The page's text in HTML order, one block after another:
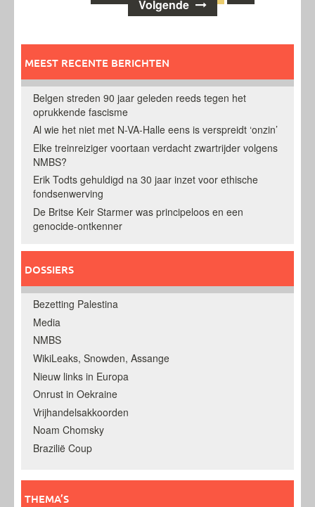
Volgende
MEEST RECENTE BERICHTEN
Belgen streden 90 jaar geleden reeds tegen het
oprukkende fascisme
Al wie het niet met N-VA-Halle eens is verspreidt ‘onzin’
Elke treinreiziger voortaan verdacht zwartrijder volgens
NMBS?
Erik Todts gehuldigd na 30 jaar inzet voor ethische
fondsenwerving
De Britse Keir Starmer was principeloos en een
genocide-ontkenner
DOSSIERS
Bezetting Palestina
Media
NMBS
WikiLeaks, Snowden, Assange
Nieuw links in Europa
Onrust in Oekraine
Vrijhandelsakkoorden
Noam Chomsky
Brazilië Coup
THEMA’S